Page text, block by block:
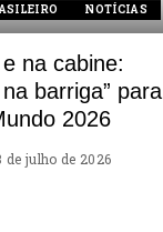
NOTÍCIAS
na cabine:
barriga” para
2026
de julho de 2026